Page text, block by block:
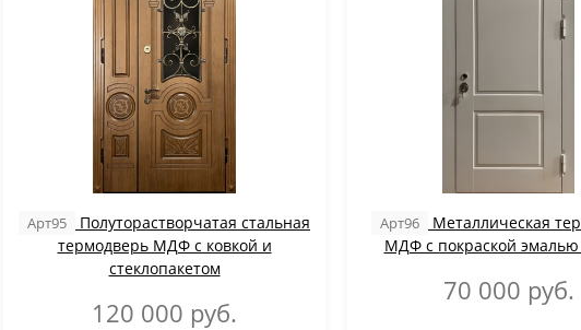
Арт95
Полуторастворчатая стальная
термодверь МДФ с ковкой и
стеклопакетом
120 000 руб.
Арт96
Металлическая
МДФ с покраской эмалью
70 000 руб.